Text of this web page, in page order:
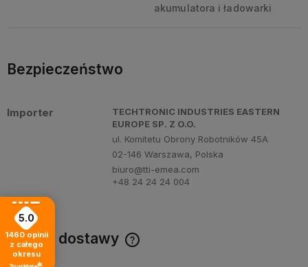
akumulatora i ładowarki
Bezpieczeństwo
Importer
TECHTRONIC INDUSTRIES EASTERN
EUROPE SP. Z O.O.
ul. Komitetu Obrony Robotników 45A
02-146 Warszawa, Polska
biuro@tti-emea.com
+48 24 24 24 004
Koszty dostawy
Cena nie zawiera ewentualnych kosztów płatności
5.0
1460 opinii
z całego
okresu